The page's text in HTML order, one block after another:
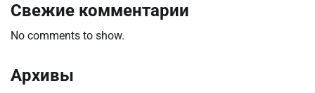
Свежие комментарии
No comments to show.
Архивы